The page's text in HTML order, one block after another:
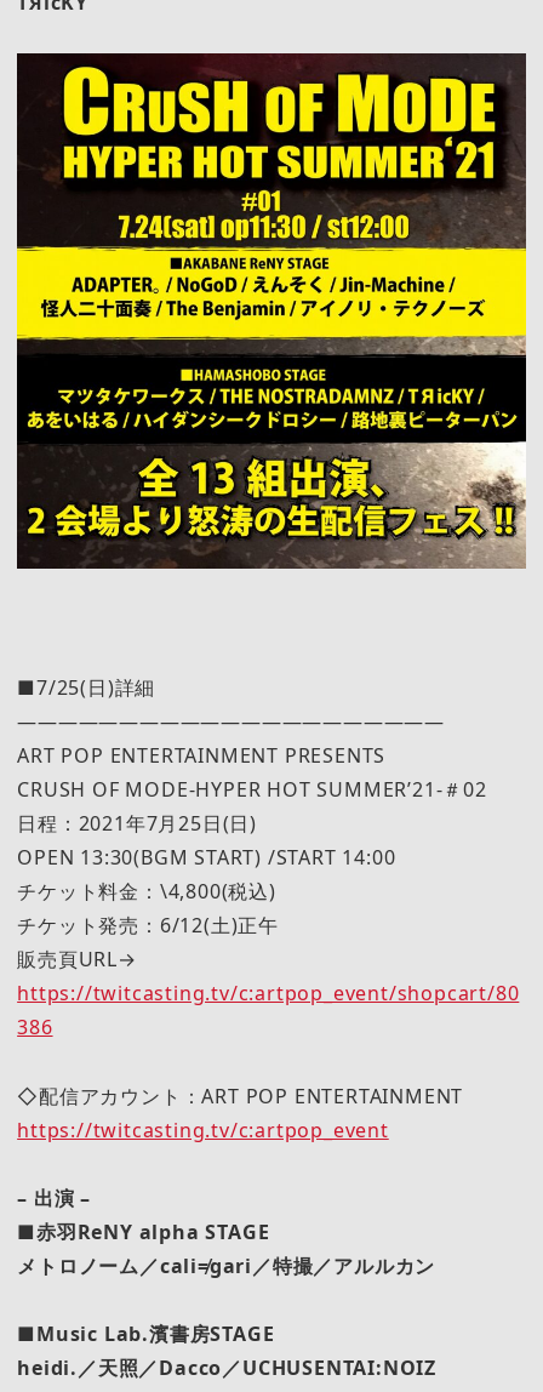
■7/25(日)詳細
―――――――――――――――――――――
ART POP ENTERTAINMENT PRESENTS
CRUSH OF MODE-HYPER HOT SUMMER’21-＃02
日程：2021年7月25日(日)
OPEN 13:30(BGM START) /START 14:00
チケット料金：\4,800(税込)
チケット発売：6/12(土)正午
販売頁URL→
https://twitcasting.tv/c:artpop_event/shopcart/80
386
◇配信アカウント：ART POP ENTERTAINMENT
https://twitcasting.tv/c:artpop_event
– 出演 –
■赤羽ReNY alpha STAGE
メトロノーム／cali≠gari／特撮／アルルカン
■Music Lab.濱書房STAGE
heidi.／天照／Dacco／UCHUSENTAI:NOIZ